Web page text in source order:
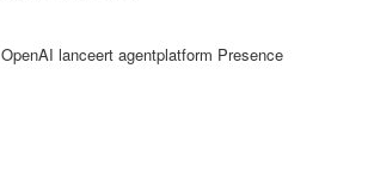
OpenAI lanceert agentplatform Presence